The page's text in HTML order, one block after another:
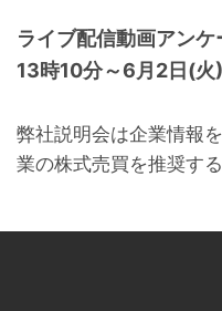
ライブ配信動画アン
13時10分～6月2日(
弊社説明会は企業情報
業の株式売買を推奨す